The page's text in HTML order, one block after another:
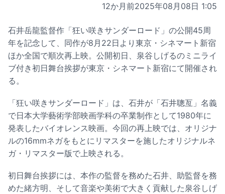
12か月前2025年08月08日 1:05
石井岳龍監督作「狂い咲きサンダーロード」の公開45周
年を記念して、同作が8月22日より東京・シネマート新宿
ほか全国で順次再上映。公開初日、泉谷しげるのミニライ
ブ付き初日舞台挨拶が東京・シネマート新宿にて開催され
る。
「狂い咲きサンダーロード」は、石井が「石井聰亙」名義
で日本大学藝術学部映画学科の卒業制作として1980年に
発表したバイオレンス映画。今回の再上映では、オリジナ
ルの16mmネガをもとにリマスターを施したオリジナルネ
ガ・リマスター版で上映される。
初日舞台挨拶には、本作の監督を務めた石井、助監督を務
めた緒方明、そして音楽や美術で大きく貢献した泉谷しげ